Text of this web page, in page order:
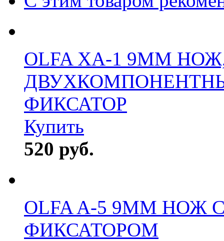
OLFA XA-1 9MM
ФИКСАТОР
Купить
520 руб.
OLFA A-5 9ММ НОЖ С
ФИКСАТОРОМ